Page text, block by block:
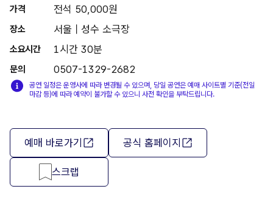
가격 전석 50,000원
장소 서울 | 성수 소극장
소요시간 1시간 30분
문의 0507-1329-2682
공연 일정은 운영사에 따라 변경될 수 있으며, 당일 공연은 예매 사이트별 기준(전일
마감 등)에 따라 예약이 불가할 수 있으니 사전 확인을 부탁드립니다.
예매 바로가기 공식 홈페이지
스크랩